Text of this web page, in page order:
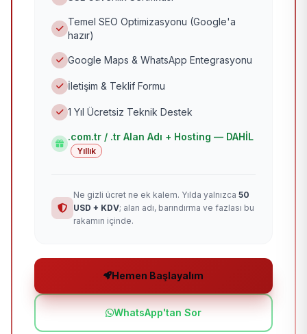
Temel SEO Optimizasyonu (Google'a
hazır)
Google Maps & WhatsApp Entegrasyonu
İletişim & Teklif Formu
1 Yıl Ücretsiz Teknik Destek
.com.tr / .tr Alan Adı + Hosting — DAHİL
Yıllık
Ne gizli ücret ne ek kalem. Yılda yalnızca 50
USD + KDV; alan adı, barındırma ve fazlası bu
rakamın içinde.
Hemen Başlayalım
WhatsApp'tan Sor